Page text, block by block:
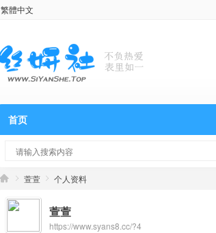
繁體中文
首页
萱萱 个人资料
萱萱
https://www.syans8.cc/?4